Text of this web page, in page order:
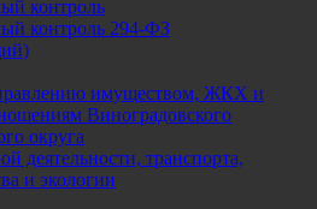
контроль
контроль 294-ФЗ
имуществом, ЖКХ и
Виноградовского
округа
деятельности, транспорта,
и экологии